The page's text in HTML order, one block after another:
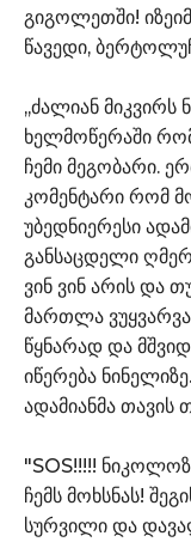
გიგოლეთში!
წავედი,
,,ძალიან მიკვირს
ხელმოწერაში
ჩემი მეგობარი.
კომენტარი რომ
უბედნიერესი
განსაცდელი
ვინ ვინ არის და
მართლა
წყნარად და
იწერება
ადამიანმა თავის
"SOS!!!!!
ჩემს მოხსნას!
სურვილი და